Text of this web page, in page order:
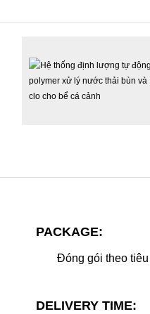
PACKAGE:
Đóng gói theo
DELIVERY TIME: